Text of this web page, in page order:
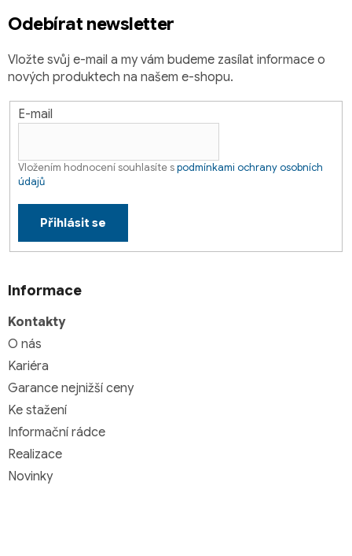
Odebírat newsletter
Vložte svůj e-mail a my vám budeme zasílat informace o
nových produktech na našem e-shopu.
E-mail
Vložením hodnocení souhlasíte spodmínkami ochrany osobních
údajů
Přihlásit se
Informace
Kontakty
O nás
Kariéra
Garance nejnižší ceny
Ke stažení
Informační rádce
Realizace
Novinky